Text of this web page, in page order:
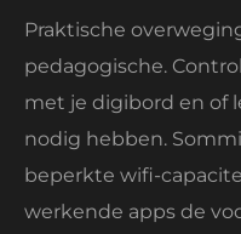
Praktische
pedagogische.
met je digibord en of
nodig hebben.
beperkte wifi-
werkende apps de